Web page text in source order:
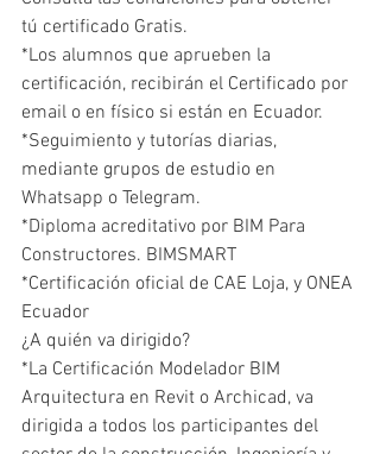
tú certificado Gratis.
*Los alumnos que aprueben la
certificación, recibirán el Certificado por
email o en físico si están en Ecuador.
*Seguimiento y tutorías diarias,
mediante grupos de estudio en
Whatsapp o Telegram.
*Diploma acreditativo por BIM Para
Constructores. BIMSMART
*Certificación oficial de CAE Loja, y ONEA
Ecuador
¿A quién va dirigido?
*La Certificación Modelador BIM
Arquitectura en Revit o Archicad, va
dirigida a todos los participantes del